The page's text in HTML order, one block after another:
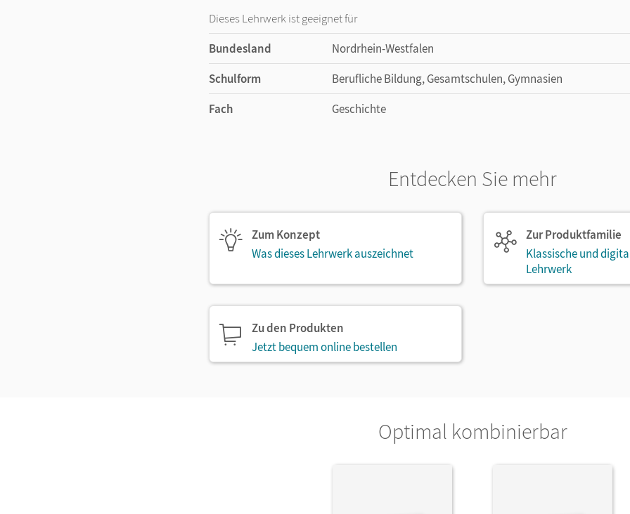
Dieses Lehrwerk ist geeignet für
Bundesland
Nordrhein-Westfalen
Schulform
Berufliche Bildung, Gesamtschulen, Gymnasien
Fach
Geschichte
Entdecken Sie mehr
Zum Konzept
Was dieses Lehrwerk auszeichnet
Zur Produktfamilie
Klassische und
Lehrwerk
Zu den Produkten
Jetzt bequem online bestellen
Optimal kombinierbar